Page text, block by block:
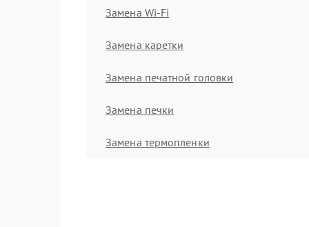
Замена Wi-Fi
Замена каретки
Замена печатной головки
Замена печки
Замена термопленки